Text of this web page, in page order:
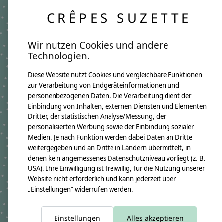
angefertigt. Da wir ausgewählte Stoffe saisonal
kommen. Genau das macht jedes Kissen zu einem
besonderen Unikat mit eigenem Charme.
Produktangaben:
Namenskissen Lani
GTIN:4250608121485
Kissenmaße:
Breite ca. 46cm
Höhe ca. 30cm
Material:
100% Baumwollstoff OEKO-TEX 100
Immer dabei ist ein Namensanhänger aus Holzwürfeln
Füllung:
allergikerfreundliche silikonisierte Polyesterfaserbällchen OEKO-TEX
100
Pflegehinweis:
Waschbar bei 30°C Schonwäsche, nicht trocknergeeignet
Die angehängten Holzwürfel sind nicht für Kinder unter 3 Jahren
CRÊPES SUZETTE
Wir nutzen Cookies und andere
Technologien.
Diese Website nutzt Cookies und vergleichbare Funktionen
zur Verarbeitung von Endgeräteinformationen und
personenbezogenen Daten. Die Verarbeitung dient der
Einbindung von Inhalten, externen Diensten und Elementen
Dritter, der statistischen Analyse/Messung, der
personalisierten Werbung sowie der Einbindung sozialer
Medien. Je nach Funktion werden dabei Daten an Dritte
weitergegeben und an Dritte in Ländern übermittelt, in
denen kein angemessenes Datenschutzniveau vorliegt (z. B.
USA). Ihre Einwilligung ist freiwillig, für die Nutzung unserer
Website nicht erforderlich und kann jederzeit über
„Einstellungen“ widerrufen werden.
Einstellungen Alles akzeptieren